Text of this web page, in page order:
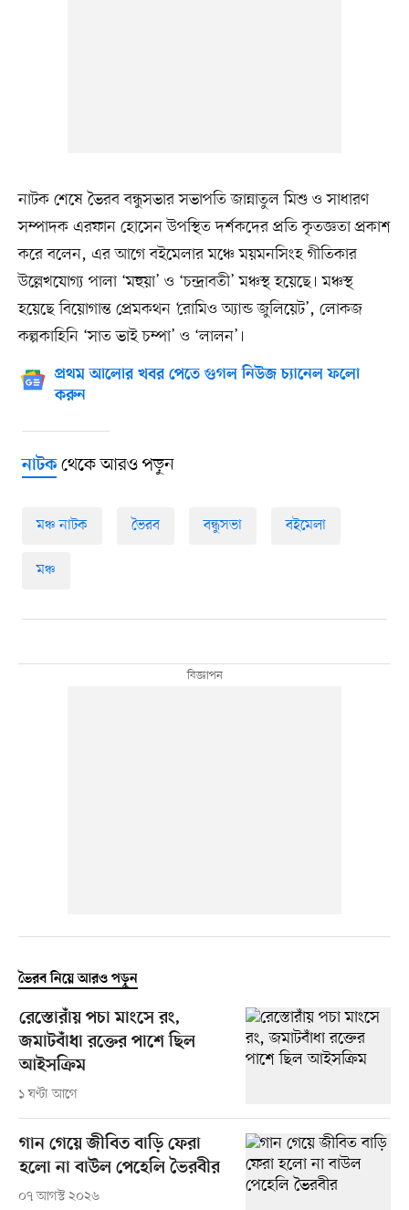
নাটক শেষে ভৈরব বন্ধুসভার সভাপতি জান্নাতুল মিশু ও সাধারণ
সম্পাদক এরফান হোসেন উপস্থিত দর্শকদের প্রতি কৃতজ্ঞতা প্রকাশ
করে বলেন, এর আগে বইমেলার মঞ্চে ময়মনসিংহ গীতিকার
উল্লেখযোগ্য পালা ‘মহুয়া’ ও ‘চন্দ্রাবতী’ মঞ্চস্থ হয়েছে। মঞ্চস্থ
হয়েছে বিয়োগান্ত প্রেমকথন ‘রোমিও অ্যান্ড জুলিয়েট’, লোকজ
কল্পকাহিনি ‘সাত ভাই চম্পা’ ও ‘লালন’।
প্রথম আলোর খবর পেতে গুগল নিউজ চ্যানেল ফলো
করুন
নাটকথেকে আরও পড়ুন
মঞ্চ নাটক ভৈরব বন্ধুসভা বইমেলা
মঞ্চ
ভৈরব নিয়ে আরও পড়ুন
রেস্তোরাঁয় পচা মাংসে রং,
জমাটবাঁধা রক্তের পাশে ছিল
আইসক্রিম
১ ঘণ্টা আগে
গান গেয়ে জীবিত বাড়ি ফেরা
হলো না বাউল পেহেলি ভৈরবীর
০৭ আগস্ট ২০২৬